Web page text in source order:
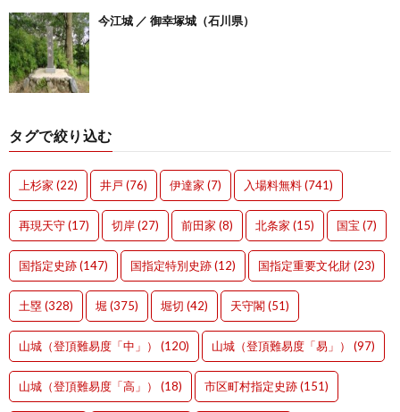
今江城 ／ 御幸塚城（石川県）
タグで絞り込む
上杉家 (22) 井戸 (76) 伊達家 (7) 入場料無料(741)
再現天守(17) 切岸(27) 前田家 (8) 北条家 (15) 国宝 (7)
国指定史跡(147) 国指定特別史跡(12) 国指定重要文化財(23)
土塁 (328) 堀 (375) 堀切 (42) 天守閣(51)
山城（登頂難易度「中」） (120) 山城（登頂難易度「易」） (97)
山城（登頂難易度「高」） (18) 市区町村指定史跡(151)